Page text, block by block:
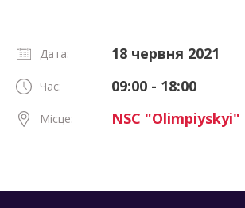
Дата: 18 червня 2021
Час: 09:00 - 18:00
Місце: NSC "Olimpiyskyi"